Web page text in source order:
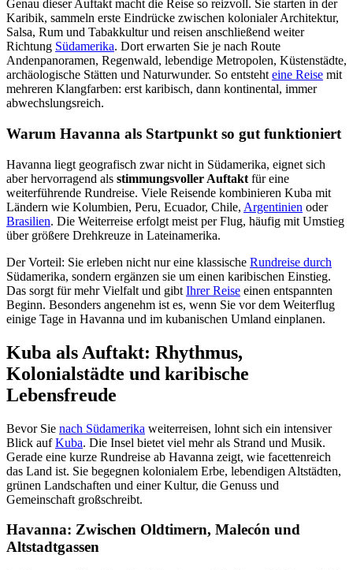
Genau dieser Auftakt macht die Reise so reizvoll. Sie starten in der
Karibik, sammeln erste Eindrücke zwischen kolonialer Architektur,
Salsa, Rum und Tabakkultur und reisen anschließend weiter
Richtung Südamerika. Dort erwarten Sie je nach Route
Andenpanoramen, Regenwald, lebendige Metropolen, Küstenstädte,
archäologische Stätten und Naturwunder. So entstehteine Reise mit
mehreren Klangfarben: erst karibisch, dann kontinental, immer
abwechslungsreich.
Warum Havanna als Startpunkt so gut funktioniert
Havanna liegt geografisch zwar nicht in Südamerika, eignet sich
aber hervorragend als stimmungsvoller Auftakt für eine
weiterführende Rundreise. Viele Reisende kombinieren Kuba mit
Ländern wie Kolumbien, Peru, Ecuador, Chile, Argentinien oder
Brasilien. Die Weiterreise erfolgt meist per Flug, häufig mit Umstieg
über größere Drehkreuze in Lateinamerika.
Der Vorteil: Sie erleben nicht nur eine klassische Rundreise durch
Südamerika, sondern ergänzen sie um einen karibischen Einstieg.
Das sorgt für mehr Vielfalt und gibt Ihrer Reise einen entspannten
Beginn. Besonders angenehm ist es, wenn Sie vor dem Weiterflug
einige Tage in Havanna und im kubanischen Umland einplanen.
Kuba als Auftakt: Rhythmus,
Kolonialstädte und karibische
Lebensfreude
Bevor Sie nach Südamerika weiterreisen, lohnt sich ein intensiver
Blick aufKuba. Die Insel bietet viel mehr als Strand und Musik.
Gerade eine kurze Rundreise ab Havanna zeigt, wie facettenreich
das Land ist. Sie begegnen kolonialem Erbe, lebendigen Altstädten,
grünen Landschaften und einer Kultur, die Genuss und
Gemeinschaft großschreibt.
Havanna: Zwischen Oldtimern, Malecón und
Altstadtgassen